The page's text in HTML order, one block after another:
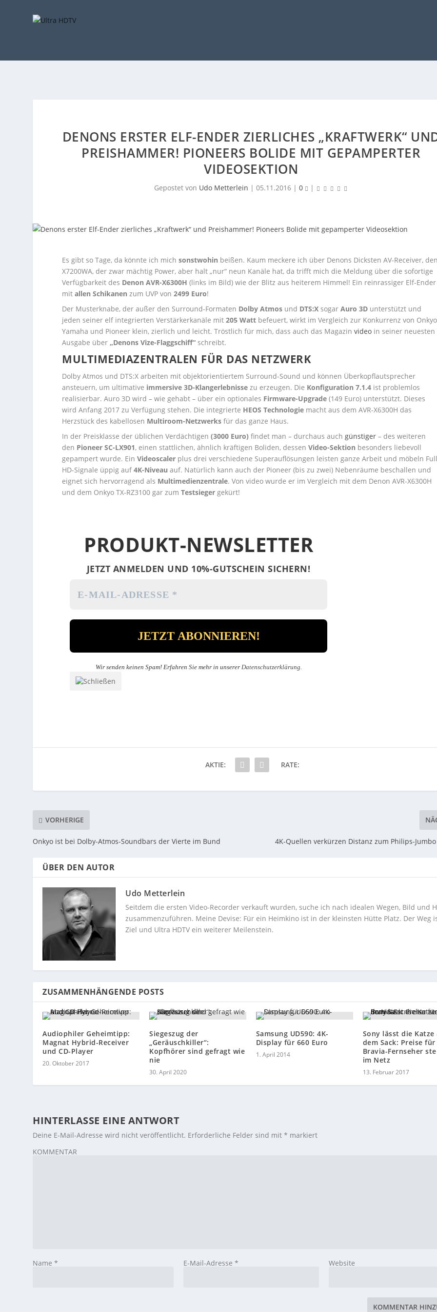
DENONS ERSTER ELF-ENDER ZIERLICHES „KRAFTWERK“
PREISHAMMER! PIONEERS BOLIDE MIT GEPAMPERTER
VIDEOSEKTION
Gepostet von Udo Metterlein | 05.11.2016| 0 |
Es gibt so Tage, da könnte ich michsonstwohin beißen. Kaum meckere ich über Denons Dicksten AV-Receiver,
X7200WA, der zwar mächtig Power, aber halt „nur“ neun Kanäle hat, da trifft mich die Meldung über die sofortige
Verfügbarkeit des Denon AVR-X6300H (links im Bild) wie der Blitz aus heiterem Himmel! Ein reinrassiger Elf-Ender
mitallen Schikanen zum UVP von 2499 Euro!
Der Musterknabe, der außer den Surround-Formaten Dolby Atmos und DTS:X sogarAuro 3D unterstützt und
jeden seiner elf integrierten Verstärkerkanäle mit 205 Watt befeuert, wirkt im Vergleich zur Konkurrenz von
Yamaha und Pioneer klein, zierlich und leicht. Tröstlich für mich, dass auch das Magazinvideo in seiner neuesten
Ausgabe über„Denons Vize-Flaggschiff“ schreibt.
MULTIMEDIAZENTRALEN FÜR DAS NETZWERK
Dolby Atmos und DTS:X arbeiten mit objektorientiertem Surround-Sound und können Überkopflautsprecher
ansteuern, um ultimative immersive 3D-Klangerlebnisse zu erzeugen. Die Konfiguration 7.1.4 ist problemlos
realisierbar. Auro 3D wird – wie gehabt – über ein optionales Firmware-Upgrade (149 Euro) unterstützt. Dieses
wird Anfang 2017 zu Verfügung stehen. Die integrierte HEOS Technologie macht aus dem AVR-X6300H das
Herzstück des kabellosen Multiroom-Netzwerks für das ganze Haus.
In der Preisklasse der üblichen Verdächtigen(3000 Euro) findet man – durchaus auch günstiger – des weiteren
den Pioneer SC-LX901, einen stattlichen, ähnlich kräftigen Boliden, dessenVideo-Sektion besonders liebevoll
gepampert wurde. EinVideoscaler plus drei verschiedene Superauflösungen leisten ganze Arbeit und möbeln
HD-Signale üppig auf4K-Niveau auf. Natürlich kann auch der Pioneer (bis zu zwei) Nebenräume beschallen und
eignet sich hervorragend als Multimedienzentrale. Von video wurde er im Vergleich mit dem Denon AVR-X6300H
und dem Onkyo TX-RZ3100 gar zumTestsieger gekürt!
PRODUKT-NEWSLETTER
JETZT ANMELDEN UND 10%-GUTSCHEIN SICHERN!
Wir senden keinen Spam! Erfahren Sie mehr in unserer Datenschutzerklärung
AKTIE: RATE:
VORHERIGE
Onkyo ist bei Dolby-Atmos-Soundbars der Vierte im Bund 4K-Quellen verkürzen Distanz zum Philips-
ÜBER DEN AUTOR
Udo Metterlein
Seitdem die ersten Video-Recorder verkauft wurden, suche ich nach idealen Wegen, Bild und
zusammenzuführen. Meine Devise: Für ein Heimkino ist in der kleinsten Hütte Platz. Der Weg
Ziel und Ultra HDTV ein weiterer Meilenstein.
ZUSAMMENHÄNGENDE POSTS
Audiophiler Geheimtipp:
Magnat Hybrid-Receiver
und CD-Player
20. Oktober 2017
Siegeszug der
„Geräuschkiller“:
Kopfhörer sind gefragt wie
nie
30. April 2020
Samsung UD590: 4K-
Display für 660 Euro
1. April 2014
Sony lässt die Katze
dem Sack: Preise für
Bravia-Fernseher
im Netz
13. Februar 2017
HINTERLASSE EINE ANTWORT
Deine E-Mail-Adresse wird nicht veröffentlicht. Erforderliche Felder sind mit* markiert
KOMMENTAR
Name* E-Mail-Adresse * Website